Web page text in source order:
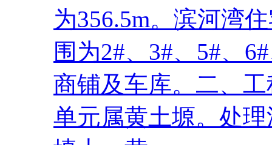
为356.5m。滨河湾
围为2#、3#、5#、
商铺及车库。二、
单元属黄土塬。处